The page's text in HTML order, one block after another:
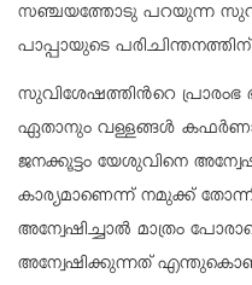
സഞ്ചയത്തോടു പറയുന്ന
പാപ്പായുടെ
സുവിശേഷത്തിൻറെ പ്രാരംഭ
ഏതാനും വള്ളങ്ങൾ
ജനക്കൂട്ടം യേശുവിനെ
കാര്യമാണെന്ന് നമുക്ക്
അന്വേഷിച്ചാൽ മാത്രം
അന്വേഷിക്കുന്നത്